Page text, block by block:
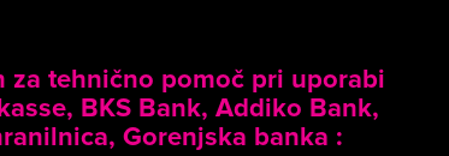
tehnično pomoč pri uporabi
BKS Bank, Addiko Bank,
Gorenjska banka :